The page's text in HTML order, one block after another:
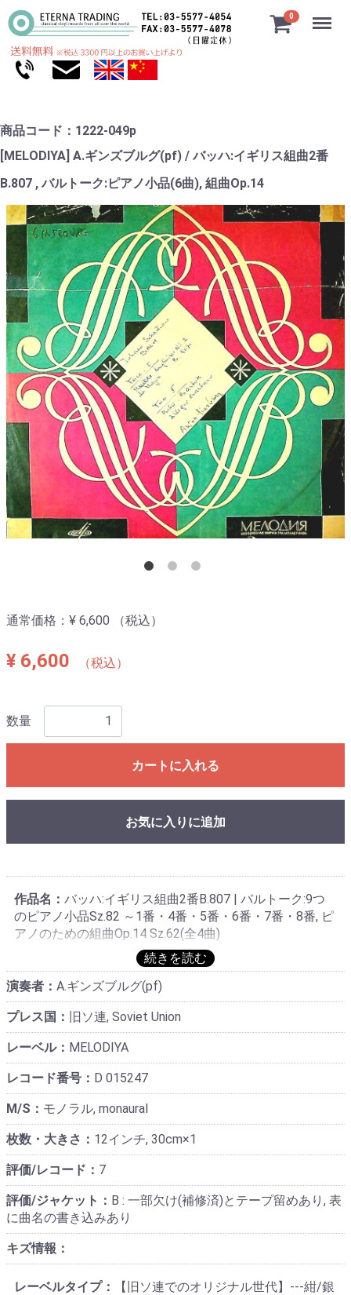
0 Menu
商品コード：1222-049p
[MELODIYA] A.ギンズブルグ(pf) / バッハ:イギリス組曲2番
B.807 , バルトーク:ピアノ小品(6曲), 組曲Op.14
通常価格： ¥ 6,600 （税込）
¥ 6,600 （税込）
数量
カートに入れる
お気に入りに追加
作品名： バッハ:イギリス組曲2番B.807 | バルトーク:9つ
のピアノ小品Sz.82 ～1番・4番・5番・6番・7番・8番, ピ
アノのための組曲Op.14 Sz.62(全4曲)
演奏者： A.ギンズブルグ(pf)
プレス国： 旧ソ連, Soviet Union
レーベル： MELODIYA
レコード番号： D 015247
M/S： モノラル, monaural
枚数・大きさ： 12インチ, 30cm×1
評価/レコード： 7
評価/ジャケット： B : 一部欠け(補修済)とテープ留めあり, 表
に曲名の書き込みあり
キズ情報：
レーベルタイプ：
【旧ソ連でのオリジナル世代】---紺/銀